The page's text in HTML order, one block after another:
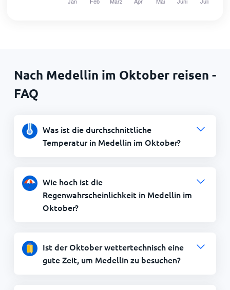
Nach Medellin im Oktober reisen -
FAQ
Was ist die durchschnittliche
Temperatur in Medellin im Oktober?
Wie hoch ist die
Regenwahrscheinlichkeit in Medellin im
Oktober?
Ist der Oktober wettertechnisch eine
gute Zeit, um Medellin zu besuchen?